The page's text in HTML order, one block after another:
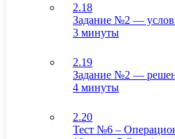
2.18
Задание №2 —
3 минуты
2.19
Задание №2 —
4 минуты
2.20
Тест №6 –